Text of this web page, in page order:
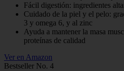
Fácil digestión: ingredientes
Cuidado de la piel y el pelo:
3 y omega 6, y al zinc
Ayuda a mantener la masa
proteínas de calidad
Ver en Amazon
Bestseller No. 4